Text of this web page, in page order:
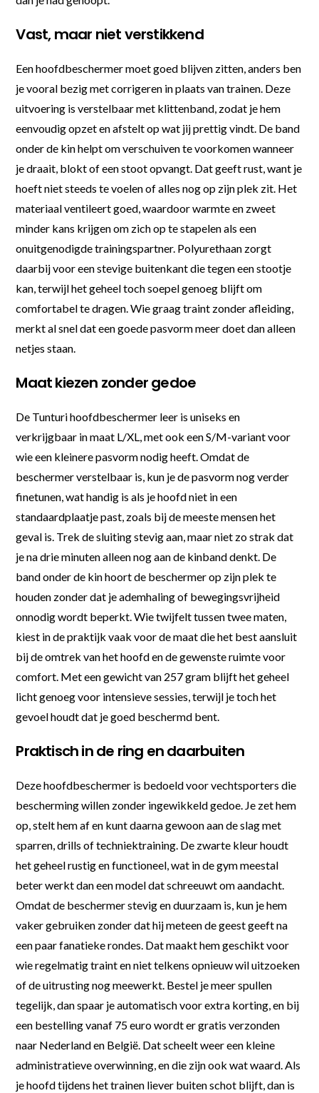
Vast, maar niet verstikkend
Een hoofdbeschermer moet goed blijven zitten, anders ben
je vooral bezig met corrigeren in plaats van trainen. Deze
uitvoering is verstelbaar met klittenband, zodat je hem
eenvoudig opzet en afstelt op wat jij prettig vindt. De band
onder de kin helpt om verschuiven te voorkomen wanneer
je draait, blokt of een stoot opvangt. Dat geeft rust, want je
hoeft niet steeds te voelen of alles nog op zijn plek zit. Het
materiaal ventileert goed, waardoor warmte en zweet
minder kans krijgen om zich op te stapelen als een
onuitgenodigde trainingspartner. Polyurethaan zorgt
daarbij voor een stevige buitenkant die tegen een stootje
kan, terwijl het geheel toch soepel genoeg blijft om
comfortabel te dragen. Wie graag traint zonder afleiding,
merkt al snel dat een goede pasvorm meer doet dan alleen
netjes staan.
Maat kiezen zonder gedoe
De Tunturi hoofdbeschermer leer is uniseks en
verkrijgbaar in maat L/XL, met ook een S/M-variant voor
wie een kleinere pasvorm nodig heeft. Omdat de
beschermer verstelbaar is, kun je de pasvorm nog verder
finetunen, wat handig is als je hoofd niet in een
standaardplaatje past, zoals bij de meeste mensen het
geval is. Trek de sluiting stevig aan, maar niet zo strak dat
je na drie minuten alleen nog aan de kinband denkt. De
band onder de kin hoort de beschermer op zijn plek te
houden zonder dat je ademhaling of bewegingsvrijheid
onnodig wordt beperkt. Wie twijfelt tussen twee maten,
kiest in de praktijk vaak voor de maat die het best aansluit
bij de omtrek van het hoofd en de gewenste ruimte voor
comfort. Met een gewicht van 257 gram blijft het geheel
licht genoeg voor intensieve sessies, terwijl je toch het
gevoel houdt dat je goed beschermd bent.
Praktisch in de ring en daarbuiten
Deze hoofdbeschermer is bedoeld voor vechtsporters die
bescherming willen zonder ingewikkeld gedoe. Je zet hem
op, stelt hem af en kunt daarna gewoon aan de slag met
sparren, drills of techniektraining. De zwarte kleur houdt
het geheel rustig en functioneel, wat in de gym meestal
beter werkt dan een model dat schreeuwt om aandacht.
Omdat de beschermer stevig en duurzaam is, kun je hem
vaker gebruiken zonder dat hij meteen de geest geeft na
een paar fanatieke rondes. Dat maakt hem geschikt voor
wie regelmatig traint en niet telkens opnieuw wil uitzoeken
of de uitrusting nog meewerkt. Bestel je meer spullen
tegelijk, dan spaar je automatisch voor extra korting, en bij
een bestelling vanaf 75 euro wordt er gratis verzonden
naar Nederland en België. Dat scheelt weer een kleine
administratieve overwinning, en die zijn ook wat waard. Als
je hoofd tijdens het trainen liever buiten schot blijft, dan is